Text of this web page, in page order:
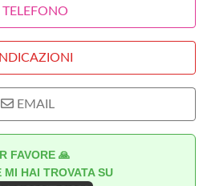
TELEFONO
INDICAZIONI
EMAIL
FAVORE 🙏
MI HAI TROVATA SU